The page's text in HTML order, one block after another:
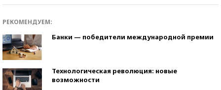
РЕКОМЕНДУЕМ:
Банки — победители международной премии
Технологическая революция: новые
возможности